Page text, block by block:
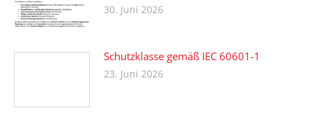
30. Juni 2026
Schutzklasse gemäß IEC 60601-1
23. Juni 2026